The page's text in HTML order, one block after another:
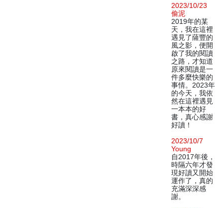
2023/10/23
偷泥
2019年的某
天，我在這裡
遇見了薩豐的
風之影，便開
啟了我的閱讀
之路，才知道
原來閱讀是一
件多麼快樂的
事情。2023年
的今天，我依
然在這裡遇見
一本本的好
書，真心感謝
好讀！
2023/10/7
Young
自2017年後，
時隔六年才發
現好讀又開始
運作了，真的
充滿深深感
謝。